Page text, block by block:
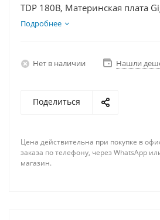
TDP 180В, Материнская плата
Видеокарта RX 6700 10Гб,
Подробнее
Нет в наличии Нашли
Поделиться
Цена действительна при покупке в
заказа по телефону, через WhatsApp
магазин.